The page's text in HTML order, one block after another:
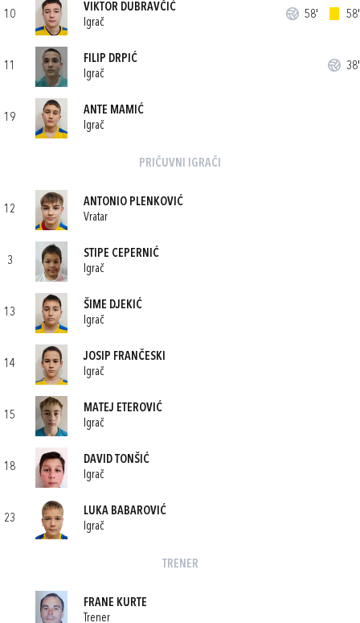
10
VIKTOR DUBRAVČIĆ
Igrač
58' 58'
11
FILIP DRPIĆ
Igrač
38'
19
ANTE MAMIĆ
Igrač
PRIČUVNI IGRAČI
12
ANTONIO PLENKOVIĆ
Vratar
3
STIPE CEPERNIĆ
Igrač
13
ŠIME DJEKIĆ
Igrač
14
JOSIP FRANČESKI
Igrač
15
MATEJ ETEROVIĆ
Igrač
18
DAVID TONŠIĆ
Igrač
23
LUKA BABAROVIĆ
Igrač
TRENER
FRANE KURTE
Trener